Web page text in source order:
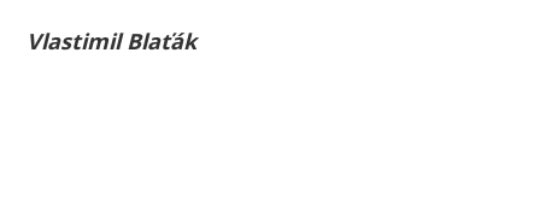
Vlastimil Blaťák